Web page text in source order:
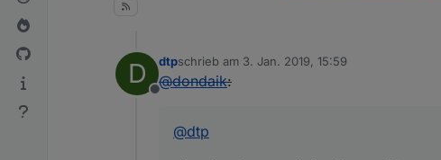
D
Offline
dtpschrieb am 3. Jan. 2019, 15:59
zuletzt editiert von
@dondaik:
@dtp